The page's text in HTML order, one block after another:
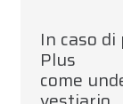
In caso di
Plus
come